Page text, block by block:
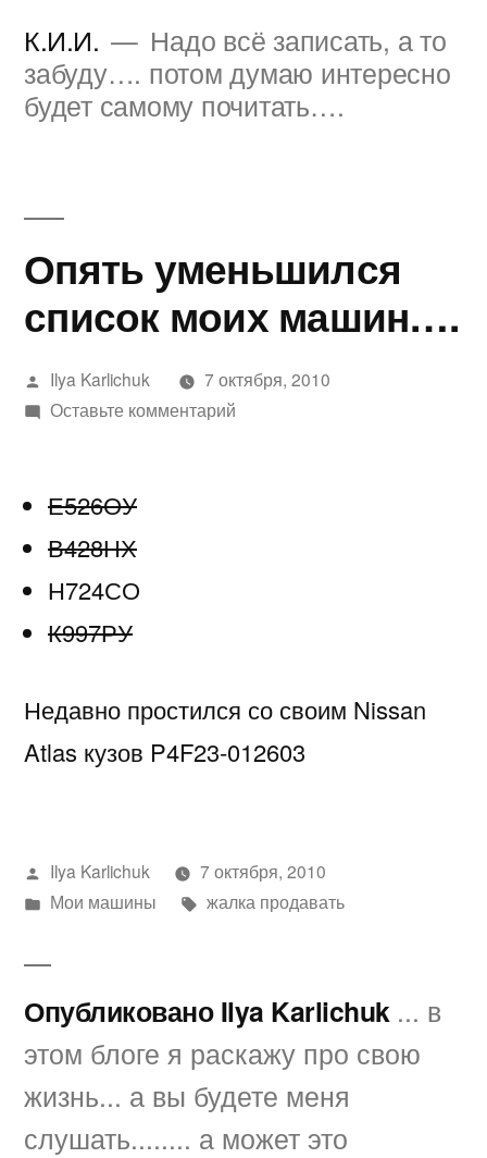
содержимому
К.И.И.
Надо всё записать, а то
забуду…. потом думаю интересно
будет самому почитать….
Опять уменьшился
список моих машин….
Написано
автором
Ilya Karlichuk
7 октября, 2010
Оставьте комментарийк
Е526ОУ
В428НХ
Н724СО
К997РУ
Недавно простился со своим Nissan
Atlas кузов P4F23-012603
Написано
автором
Ilya Karlichuk
7 октября, 2010
Написано
Мои машины Метки:
жалка продавать
Опубликовано Ilya Karlichuk ... в
этом блоге я раскажу про свою
жизнь... а вы будете меня
слушать........ а может это